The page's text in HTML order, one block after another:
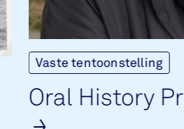
Vaste tentoonstelling
Oral His­tory